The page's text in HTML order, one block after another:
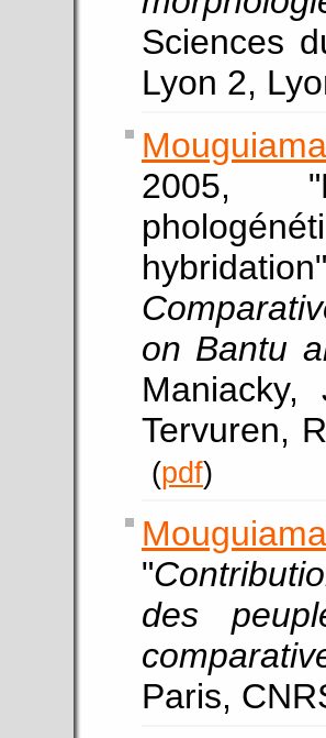
Sciences
Lyon 2,
2005,
on Bantu
Tervuren,
(pdf)
"
des
Paris,